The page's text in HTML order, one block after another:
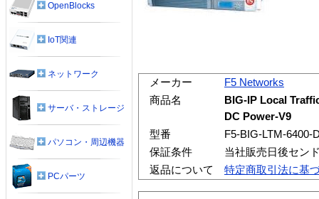
メーカー
F5 Networks
商品名
BIG-IP Local
DC Power-V9
型番
F5-BIG-LTM-6400-
保証条件
当社販売日後セン
返品について
特定商取引法に基
OpenBlocks
IoT関連
ネットワーク
サーバ・ストレージ
パソコン・周辺機器
PCパーツ